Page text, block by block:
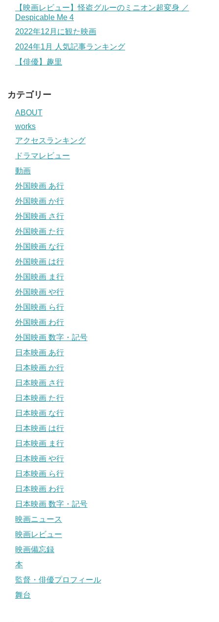
【映画レビュー】怪盗グルーのミニオン超変身 ／
Despicable Me 4
2022年12月に観た映画
2024年1月 人気記事ランキング
【俳優】趣里
カテゴリー
ABOUT
works
アクセスランキング
ドラマレビュー
動画
外国映画 あ行
外国映画 か行
外国映画 さ行
外国映画 た行
外国映画 な行
外国映画 は行
外国映画 ま行
外国映画 や行
外国映画 ら行
外国映画 わ行
外国映画 数字・記号
日本映画 あ行
日本映画 か行
日本映画 さ行
日本映画 た行
日本映画 な行
日本映画 は行
日本映画 ま行
日本映画 や行
日本映画 ら行
日本映画 わ行
日本映画 数字・記号
映画ニュース
映画レビュー
映画備忘録
本
監督・俳優プロフィール
舞台